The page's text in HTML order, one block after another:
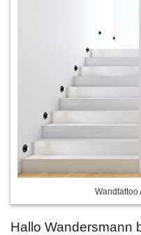
Wandtattoo
Hallo Wandersmann